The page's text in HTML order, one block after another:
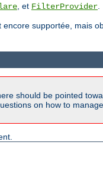
, et FilterProvider
encore supportée, mais
should be pointed
on how to